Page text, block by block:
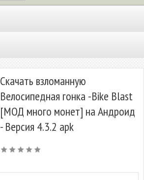
Скачать взломанную
Велосипедная гонка -Bike Blast
[МОД много монет] на Андроид
- Версия 4.3.2 apk